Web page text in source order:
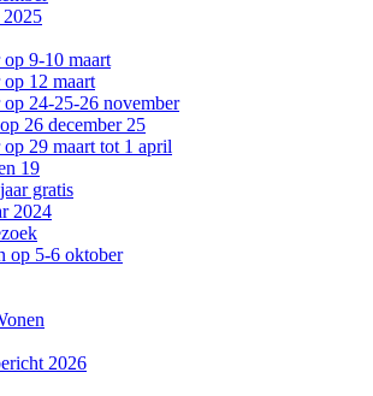
9-10 maart
12 maart
24-25-26 november
26 december 25
29 maart tot 1 april
19
gratis
2024
op 5-6 oktober
2026